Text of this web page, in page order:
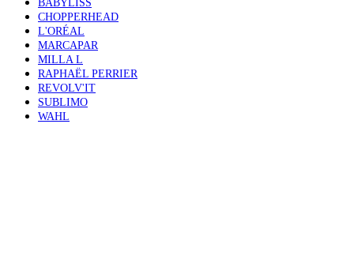
BABYLISS
CHOPPERHEAD
L'ORÉAL
MARCAPAR
MILLA L
RAPHAËL PERRIER
REVOLV'IT
SUBLIMO
WAHL